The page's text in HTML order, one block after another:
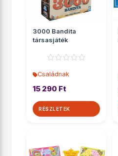
3000 Bandita
társasjáték
Családnak
15 290 Ft
RÉSZLETEK